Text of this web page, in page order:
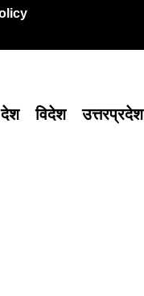
देश विदेश उत्तरप्रदेश